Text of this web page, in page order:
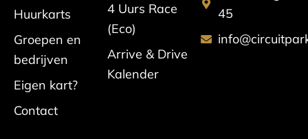
g
r
a
m
o
k
b
e
Huurkarts
Groepen en
bedrijven
Eigen kart?
Contact
4 Uurs Race
(Eco)
Arrive & Drive
Kalender
45